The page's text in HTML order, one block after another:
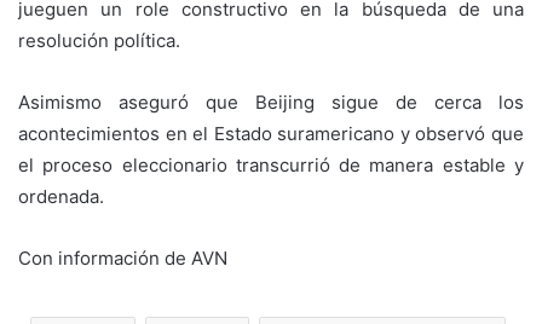
jueguen un role constructivo en la búsqueda de una
resolución política.
Asimismo aseguró que Beijing sigue de cerca los
acontecimientos en el Estado suramericano y observó que
el proceso eleccionario transcurrió de manera estable y
ordenada.
Con información de AVN